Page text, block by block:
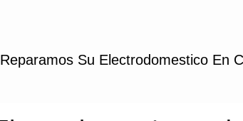
Reparamos Su Electrodomestico En